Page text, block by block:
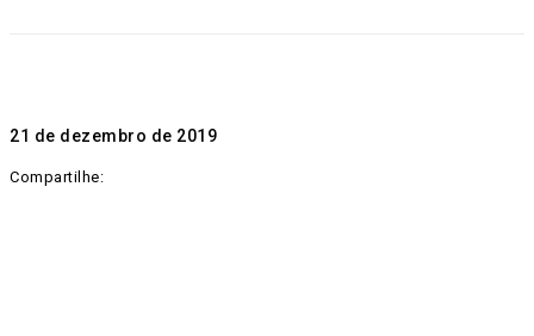
21 de dezembro de 2019
Compartilhe: